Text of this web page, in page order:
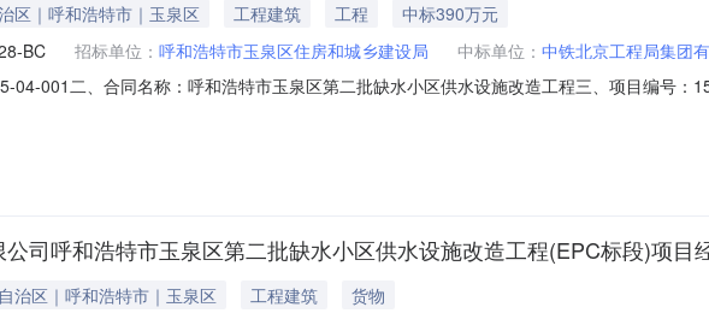
区｜呼和浩特市｜玉泉区 工程建筑 工程
中标390万元
BC 招标单位： 呼和浩特市玉泉区住房和城乡建设局 中标单位： 中铁北京工程局集团
04-001二、合同名称：呼和浩特市玉泉区第二批缺水小区供水设施改造工程三、项目编号
司地址：北京市门头沟区石龙经济开发区永安路20号3号楼A-7934室联系方式：
司呼和浩特市玉泉区第二批缺水小区供水设施改造工程(EPC标段)项目
治区｜呼和浩特市｜玉泉区 工程建筑
货物